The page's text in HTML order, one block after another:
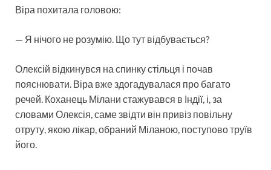
Віра похитала головою:
— Я нічого не розумію. Що тут відбувається?
Олексій відкинувся на спинку стільця і почав
пояснювати. Віра вже здогадувалася про багато
речей. Коханець Мілани стажувався в Індії, і, за
словами Олексія, саме звідти він привіз повільну
отруту, якою лікар, обраний Міланою, поступово труїв
його.